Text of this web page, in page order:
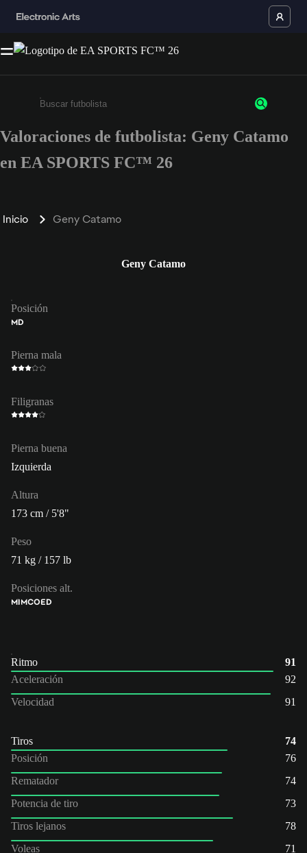
Escribe un mínimo de 3 caracteres o números.
Valoraciones de futbolista: Geny Catamo
en EA SPORTS FC™ 26
Inicio Geny Catamo
Geny Catamo
Posición
MD
Pierna mala
Filigranas
Pierna buena
Izquierda
Altura
173 cm / 5'8"
Peso
71 kg / 157 lb
Posiciones alt.
MIMCOED
Ritmo
91
Aceleración
92
Velocidad
91
Tiros
74
Posición
76
Rematador
74
Potencia de tiro
73
Tiros lejanos
78
Voleas
71